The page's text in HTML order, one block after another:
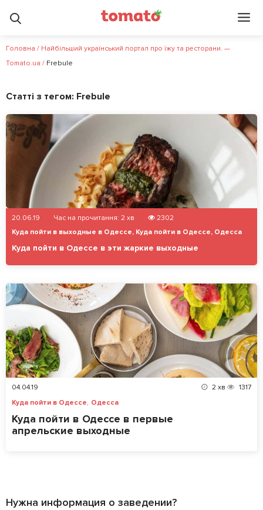
Головна / Найбільший український портал про їжу та ресторани. —
Tomato.ua / Frebule
Статті з тегом: Frebule
20.06.19 Час на прочитання: 2 хв
2302
Куда пойти в выходные в Одессе, Куда пойти в Одессе, Одесса
Куда пойти в Одессе в эти жаркие выходные
04.04.19 2 хв
1317
Куда пойти в Одессе, Одесса
Куда пойти в Одессе в первые
апрельские выходные
Нужна информация о заведении?